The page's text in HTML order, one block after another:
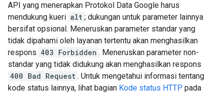
API yang menerapkan Protokol Data Google harus
mendukung kueri alt ; dukungan untuk parameter lainnya
bersifat opsional. Meneruskan parameter standar yang
tidak dipahami oleh layanan tertentu akan menghasilkan
respons 403 Forbidden . Meneruskan parameter non-
standar yang tidak didukung akan menghasilkan respons
400 Bad Request . Untuk mengetahui informasi tentang
kode status lainnya, lihat bagian Kode status HTTP pada